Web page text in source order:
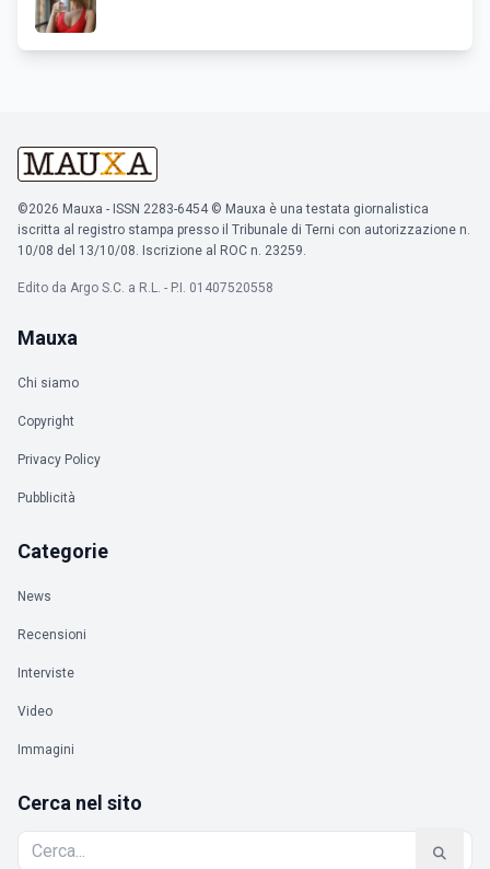
©2026 Mauxa - ISSN 2283-6454 © Mauxa è una testata giornalistica
iscritta al registro stampa presso il Tribunale di Terni con autorizzazione n.
10/08 del 13/10/08. Iscrizione al ROC n. 23259.
Edito da Argo S.C. a R.L. - P.I. 01407520558
Mauxa
Chi siamo
Copyright
Privacy Policy
Pubblicità
Categorie
News
Recensioni
Interviste
Video
Immagini
Cerca nel sito